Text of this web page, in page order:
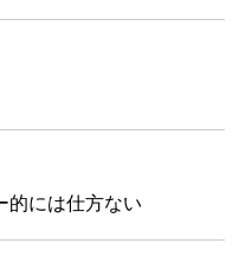
的には仕方ない